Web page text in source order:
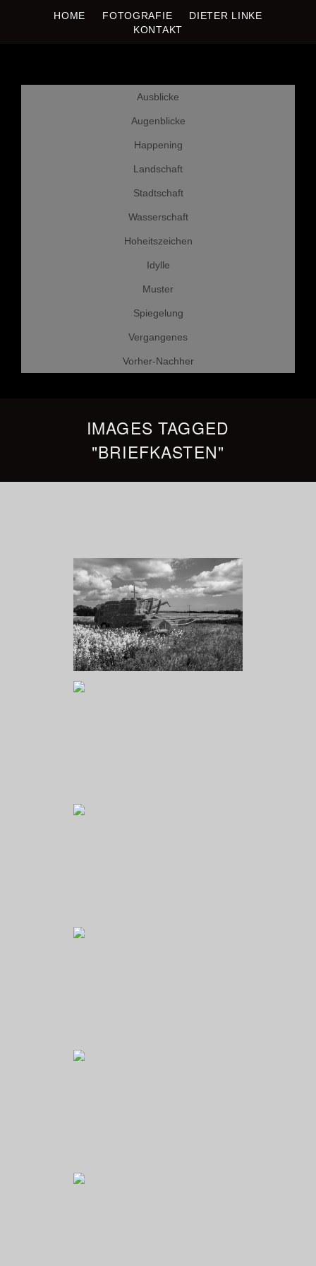
HOME FOTOGRAFIE
DIETER LINKE
KONTAKT
DIETER LINKE
Ausblicke
Augenblicke
Happening
Landschaft
Stadtschaft
Wasserschaft
Hoheitszeichen
Idylle
Muster
Spiegelung
Vergangenes
Vorher-Nachher
IMAGES TAGGED
"BRIEFKASTEN"